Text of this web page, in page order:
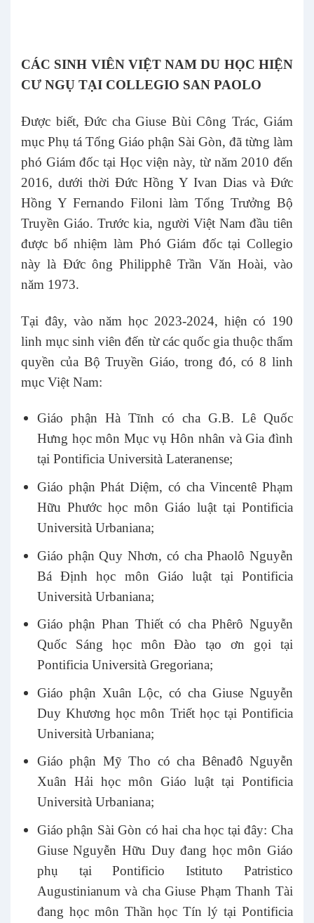
CÁC SINH VIÊN VIỆT NAM DU HỌC HIỆN
CƯ NGỤ TẠI COLLEGIO SAN PAOLO
Được biết, Đức cha Giuse Bùi Công Trác, Giám
mục Phụ tá Tổng Giáo phận Sài Gòn, đã từng làm
phó Giám đốc tại Học viện này, từ năm 2010 đến
2016, dưới thời Đức Hồng Y Ivan Dias và Đức
Hồng Y Fernando Filoni làm Tổng Trưởng Bộ
Truyền Giáo. Trước kia, người Việt Nam đầu tiên
được bổ nhiệm làm Phó Giám đốc tại Collegio
này là Đức ông Philipphê Trần Văn Hoài, vào
năm 1973.
Tại đây, vào năm học 2023-2024, hiện có 190
linh mục sinh viên đến từ các quốc gia thuộc thẩm
quyền của Bộ Truyền Giáo, trong đó, có 8 linh
mục Việt Nam:
Giáo phận Hà Tĩnh có cha G.B. Lê Quốc
Hưng học môn Mục vụ Hôn nhân và Gia đình
tại Pontificia Università Lateranense;
Giáo phận Phát Diệm, có cha Vincentê Phạm
Hữu Phước học môn Giáo luật tại Pontificia
Università Urbaniana;
Giáo phận Quy Nhơn, có cha Phaolô Nguyễn
Bá Định học môn Giáo luật tại Pontificia
Università Urbaniana;
Giáo phận Phan Thiết có cha Phêrô Nguyễn
Quốc Sáng học môn Đào tạo ơn gọi tại
Pontificia Università Gregoriana;
Giáo phận Xuân Lộc, có cha Giuse Nguyễn
Duy Khương học môn Triết học tại Pontificia
Università Urbaniana;
Giáo phận Mỹ Tho có cha Bênađô Nguyễn
Xuân Hải học môn Giáo luật tại Pontificia
Università Urbaniana;
Giáo phận Sài Gòn có hai cha học tại đây: Cha
Giuse Nguyễn Hữu Duy đang học môn Giáo
phụ tại Pontificio Istituto Patristico
Augustinianum và cha Giuse Phạm Thanh Tài
đang học môn Thần học Tín lý tại Pontificia